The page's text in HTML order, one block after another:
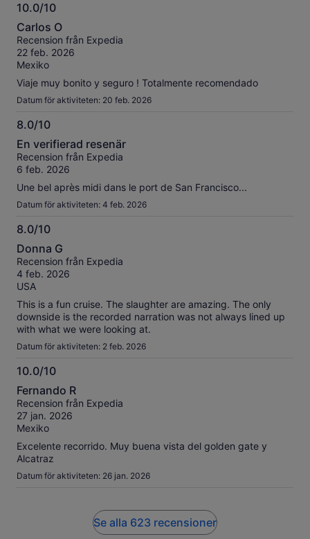
10.0/10
10.0
av
10
Carlos O
Recension från Expedia
22 feb. 2026
Mexiko
Viaje muy bonito y seguro ! Totalmente recomendado
Datum för aktiviteten: 20 feb. 2026
8.0/10
8.0
av
10
En verifierad resenär
Recension från Expedia
6 feb. 2026
Une bel après midi dans le port de San Francisco...
Datum för aktiviteten: 4 feb. 2026
8.0/10
8.0
av
10
Donna G
Recension från Expedia
4 feb. 2026
USA
This is a fun cruise. The slaughter are amazing. The only
downside is the recorded narration was not always lined up
with what we were looking at.
Datum för aktiviteten: 2 feb. 2026
10.0/10
10.0
av
10
Fernando R
Recension från Expedia
27 jan. 2026
Mexiko
Excelente recorrido. Muy buena vista del golden gate y
Alcatraz
Datum för aktiviteten: 26 jan. 2026
Se alla 623 recensioner